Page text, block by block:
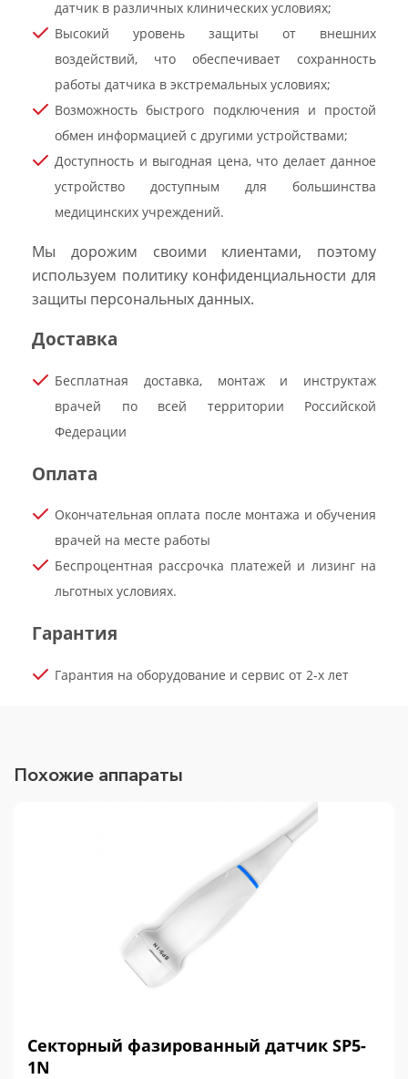
датчик в различных клинических условиях;
Высокий уровень защиты от внешних
воздействий, что обеспечивает сохранность
работы датчика в экстремальных условиях;
Возможность быстрого подключения и простой
обмен информацией с другими устройствами;
Доступность и выгодная цена, что делает данное
устройство доступным для большинства
медицинских учреждений.
Мы дорожим своими клиентами, поэтому
используем политику конфиденциальности для
защиты персональных данных.
Доставка
Бесплатная доставка, монтаж и инструктаж
врачей по всей территории Российской
Федерации
Оплата
Окончательная оплата после монтажа и обучения
врачей на месте работы
Беспроцентная рассрочка платежей и лизинг на
льготных условиях.
Гарантия
Гарантия на оборудование и сервис от 2-х лет
Похожие аппараты
Секторный фазированный датчик SP5-
1N